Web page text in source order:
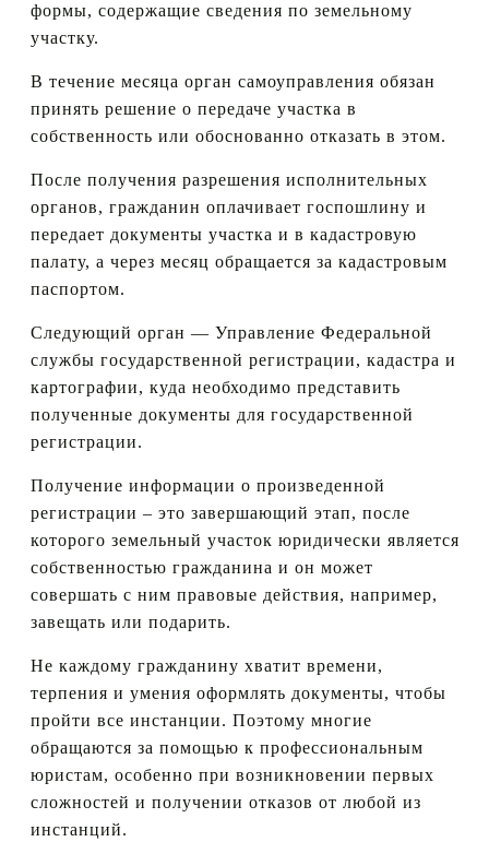
формы, содержащие сведения по земельному
участку.
В течение месяца орган самоуправления обязан
принять решение о передаче участка в
собственность или обоснованно отказать в этом.
После получения разрешения исполнительных
органов, гражданин оплачивает госпошлину и
передает документы участка и в кадастровую
палату, а через месяц обращается за кадастровым
паспортом.
Следующий орган — Управление Федеральной
службы государственной регистрации, кадастра и
картографии, куда необходимо представить
полученные документы для государственной
регистрации.
Получение информации о произведенной
регистрации – это завершающий этап, после
которого земельный участок юридически является
собственностью гражданина и он может
совершать с ним правовые действия, например,
завещать или подарить.
Не каждому гражданину хватит времени,
терпения и умения оформлять документы, чтобы
пройти все инстанции. Поэтому многие
обращаются за помощью к профессиональным
юристам, особенно при возникновении первых
сложностей и получении отказов от любой из
инстанций.